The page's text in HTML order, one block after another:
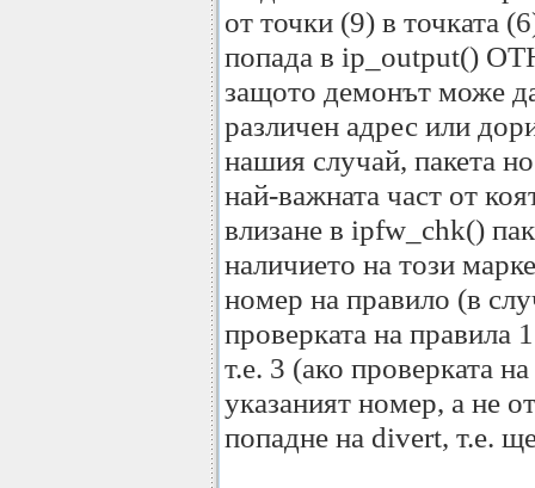
от точки (9) в точката
попада в ip_output()
защото демонът може
различен адрес или
нашия случай, пакета
най-важната част от
влизане в ipfw_chk()
наличието на този
номер на правило (в
проверката на правила
т.е. 3 (ако проверката
указаният номер, а не
попадне на divert, т.е.